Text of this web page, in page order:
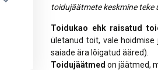
toidujäätmete keskmine
Toidukao ehk raisatud
ületanud toit, vale
saiade ära lõigatud ääred).
Toidujäätmed on jäätmed,